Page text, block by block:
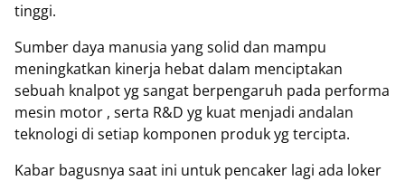
tinggi.
Sumber daya manusia yang solid dan mampu
meningkatkan kinerja hebat dalam menciptakan
sebuah knalpot yg sangat berpengaruh pada performa
mesin motor , serta R&D yg kuat menjadi andalan
teknologi di setiap komponen produk yg tercipta.
Kabar bagusnya saat ini untuk pencaker lagi ada loker